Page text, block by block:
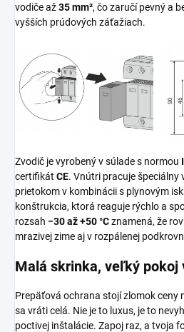
vodiče až35 mm², čo zaručí pevný a
vyšších prúdových záťažiach.
Zvodič je vyrobený v súlade s normou
certifikát CE. Vnútri pracuje špeciálny
prietokom v kombinácii s plynovým
konštrukcia, ktorá reaguje rýchlo a
rozsah −30 až +50 °Cznamená, že
mrazivej zime aj v rozpálenej
Malá skrinka, veľký pokoj
Prepäťová ochrana stojí zlomok ceny
sa vráti celá. Nie je to luxus, je to
poctivej inštalácie. Zapoj raz, a tvoja